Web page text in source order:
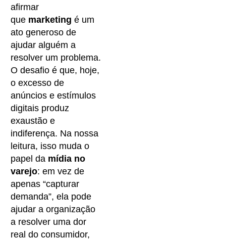
afirmar
que marketing é um
ato generoso de
ajudar alguém a
resolver um problema.
O desafio é que, hoje,
o excesso de
anúncios e estímulos
digitais produz
exaustão e
indiferença. Na nossa
leitura, isso muda o
papel da mídia no
varejo: em vez de
apenas “capturar
demanda”, ela pode
ajudar a organização
a resolver uma dor
real do consumidor,